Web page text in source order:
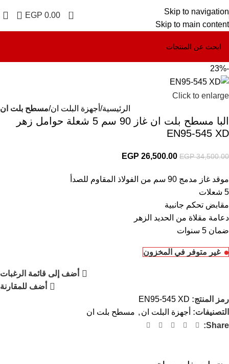
Skip to navigation
Skip to main content
0
EGP 0.00
-23%
Click to enlarge
الرئيسية أجهزة البلت ان مسطح بلت ان
البا مسطح بلت ان غاز 90 سم 5 شعلة حوامل زهر
EN95-545 XD
EGP34,500.00
EGP 26,500.00
موقد غاز مدمج 90 سم من الفولاذ المقاوم للصدأ
5 شعلات
مقابض تحكم جانبية
دعامة مقلاة من الحديد الزهر
ضمان 5 سنوات
غير متوفر في المخزون
أضف إلى قائمة الرغبات
أضف للمقارنة
رمز المنتج: EN95-545 XD
التصنيفات: أجهزة البلت ان , مسطح بلت ان
Share: